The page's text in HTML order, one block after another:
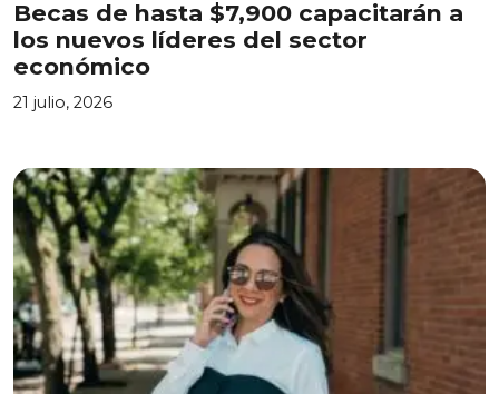
Becas de hasta $7,900 capacitarán a
los nuevos líderes del sector
económico
21 julio, 2026